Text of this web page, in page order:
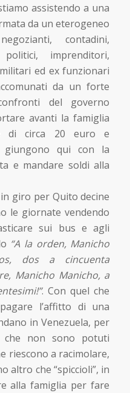
assistendo a una
da un eterogeneo
contadini,
imprenditori,
ed ex funzionari
da un forte
del governo
avanti la famiglia
di circa 20 euro e
giungono qui con la
e mandare soldi alla
giro per Quito decine
le giornate vendendo
sui bus e agli
“A la orden, Manicho
dos a cincuenta
Manicho Manicho, a
. Con quel che
l’affitto di una
in Venezuela, per
che non sono potuti
riescono a racimolare,
altro che “spiccioli”, in
alla famiglia per fare